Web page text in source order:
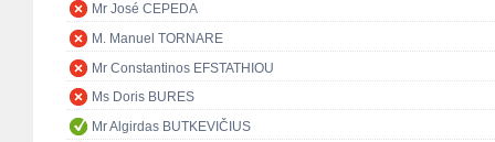
Mr José CEPEDA
M. Manuel TORNARE
Mr Constantinos EFSTATHIOU
Ms Doris BURES
Mr Algirdas BUTKEVIČIUS